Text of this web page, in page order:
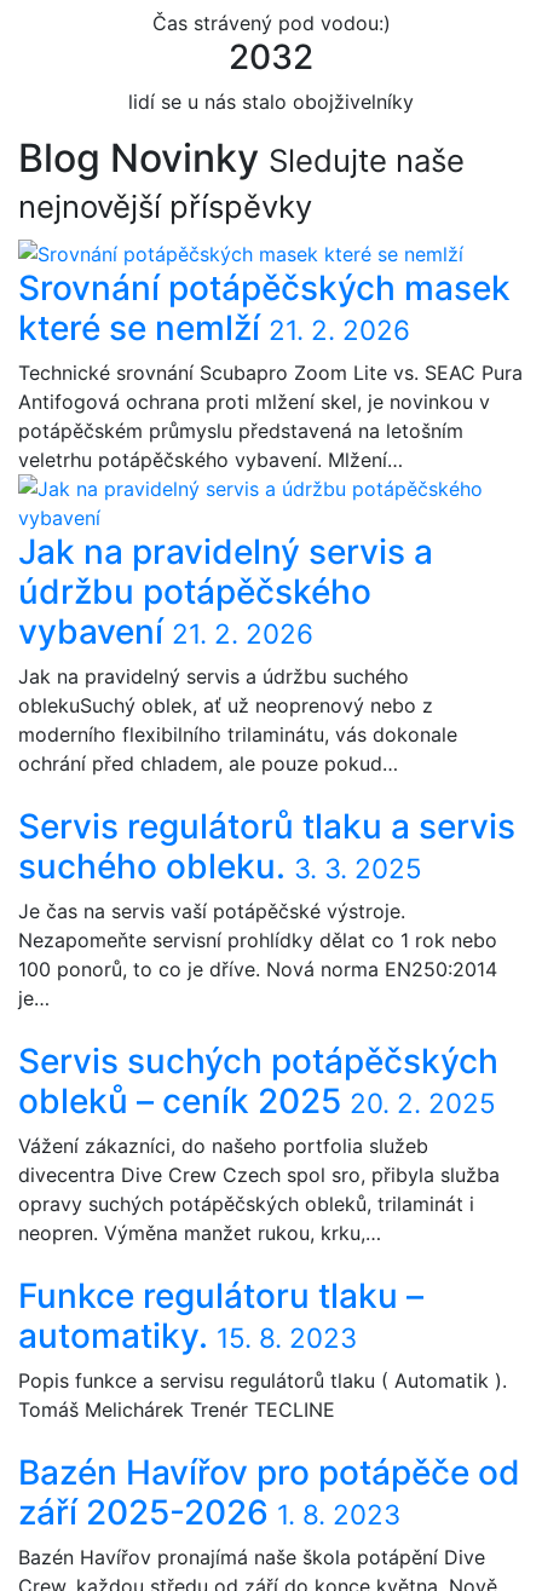
Čas strávený pod vodou:)
2032
lidí se u nás stalo obojživelníky
Blog Novinky Sledujte naše
nejnovější příspěvky
Srovnání potápěčských masek
které se nemlží 21. 2. 2026
Technické srovnání Scubapro Zoom Lite vs. SEAC Pura
Antifogová ochrana proti mlžení skel, je novinkou v
potápěčském průmyslu představená na letošním
veletrhu potápěčského vybavení. Mlžení…
Jak na pravidelný servis a
údržbu potápěčského
vybavení 21. 2. 2026
Jak na pravidelný servis a údržbu suchého
oblekuSuchý oblek, ať už neoprenový nebo z
moderního flexibilního trilaminátu, vás dokonale
ochrání před chladem, ale pouze pokud…
Servis regulátorů tlaku a servis
suchého obleku. 3. 3. 2025
Je čas na servis vaší potápěčské výstroje.
Nezapomeňte servisní prohlídky dělat co 1 rok nebo
100 ponorů, to co je dříve. Nová norma EN250:2014
je…
Servis suchých potápěčských
obleků – ceník 2025 20. 2. 2025
Vážení zákazníci, do našeho portfolia služeb
divecentra Dive Crew Czech spol sro, přibyla služba
opravy suchých potápěčských obleků, trilaminát i
neopren. Výměna manžet rukou, krku,…
Funkce regulátoru tlaku –
automatiky. 15. 8. 2023
Popis funkce a servisu regulátorů tlaku ( Automatik ).
Tomáš Melichárek Trenér TECLINE
Bazén Havířov pro potápěče od
září 2025-2026 1. 8. 2023
Bazén Havířov pronajímá naše škola potápění Dive
Crew, každou středu od září do konce května. Nově